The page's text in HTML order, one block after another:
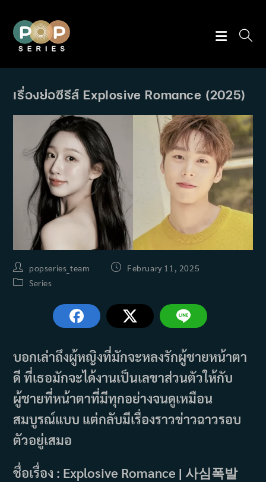
content
เรื่องย่อซีรีส์ Explosive Romance (2025)
Post
author:
popseries_team
PostFebruary 11, 2025
PostSeries
บอกเล่าถึงผู้หญิงที่มักจะหลงรักผู้ชายหน้าตา
ดี ที่เธอมักจะได้งานเป็นเลขาส่วนตัวให้กับ
ผู้ชายที่หน้าตาที่มีทุกอย่างจนดูเหมือน
สมบูรณ์แบบ แต่กลับมีเรื่องราวข่าวฉาวรอบ
ตัวอยู่เสมอ
ชื่อเรื่อง : Explosive Romance | 사심폭발